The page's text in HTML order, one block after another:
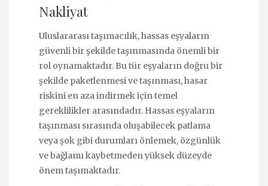
Nakliyat
Uluslararası taşımacılık, hassas eşyaların
güvenli bir şekilde taşınmasında önemli bir
rol oynamaktadır. Bu tür eşyaların doğru bir
şekilde paketlenmesi ve taşınması, hasar
riskini en aza indirmek için temel
gereklilikler arasındadır. Hassas eşyaların
taşınması sırasında oluşabilecek patlama
veya şok gibi durumları önlemek, özgünlük
ve bağlamı kaybetmeden yüksek düzeyde
önem taşımaktadır.